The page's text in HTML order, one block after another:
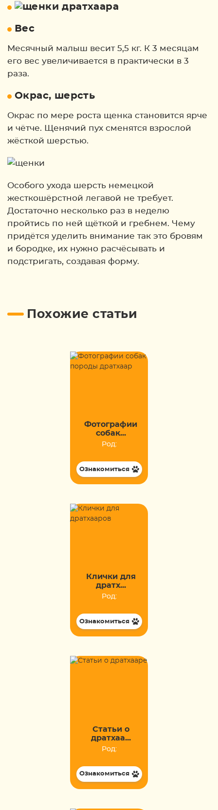
Вес
Месячный малыш весит 5,5 кг. К 3 месяцам
его вес увеличивается в практически в 3
раза.
Окрас, шерсть
Окрас по мере роста щенка становится ярче
и чётче. Щенячий пух сменятся взрослой
жёсткой шерстью.
Особого ухода шерсть немецкой
жесткошёрстной легавой не требует.
Достаточно несколько раз в неделю
пройтись по ней щёткой и гребнем. Чему
придётся уделить внимание так это бровям
и бородке, их нужно расчёсывать и
подстригать, создавая форму.
Похожие статьи
Фотографии
собак...
Род:
Ознакомиться
Клички для
дратх...
Род:
Ознакомиться
Статьи о
дратхаа...
Род:
Ознакомиться